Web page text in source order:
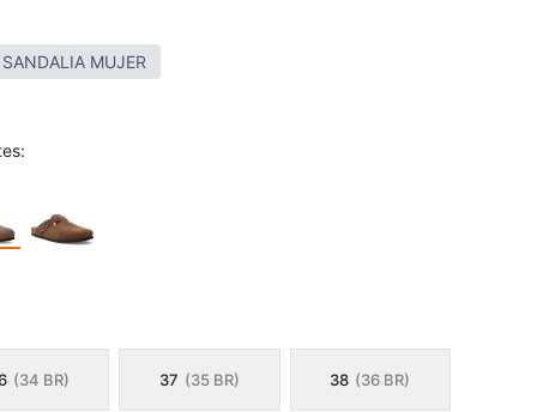
MUJER
(34 BR) 37 (35 BR) 38 (36 BR)